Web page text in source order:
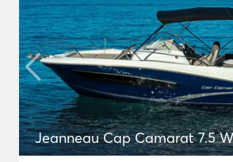
Jeanneau Cap Camarat 7.5